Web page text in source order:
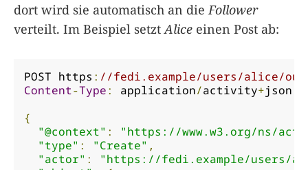
dort wird sie automatisch an die Follower
verteilt. Im Beispiel setzt Alice einen Post ab:
POST https : //fedi.example/users/alice/
Content-Type: application/activity+json
{
"@context" :
"https://www.w3.org/ns/
"type" : "Create" ,
"actor" :
"https://fedi.example/users/